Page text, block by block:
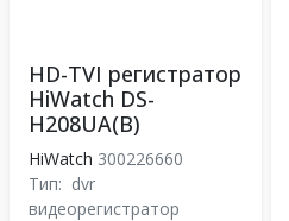
HD-TVI регистратор
HiWatch DS-
H208UA(B)
HiWatch 300226660
Тип: dvr
видеорегистратор